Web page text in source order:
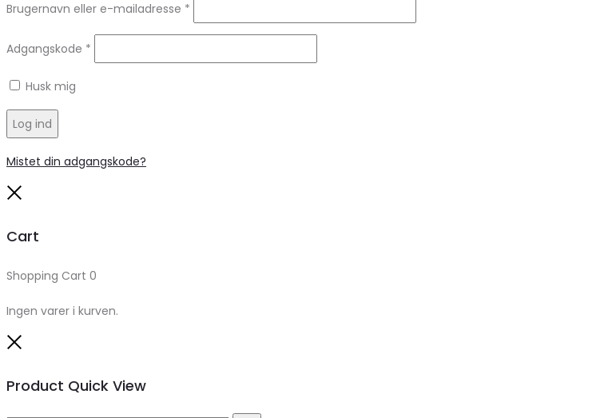
Brugernavn eller e-mailadresse *
Adgangskode *
Husk mig
Log ind
Mistet din adgangskode?
Cart
Shopping Cart 0
Ingen varer i kurven.
Product Quick View